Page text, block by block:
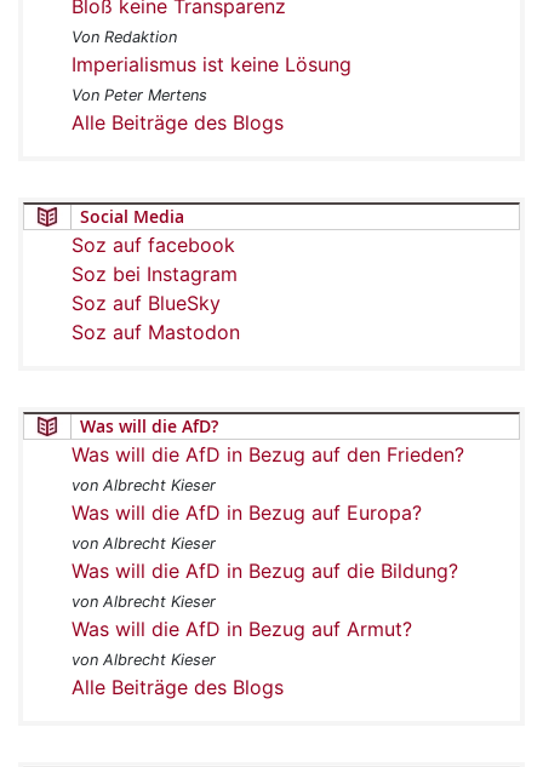
Bloß keine Transparenz
Von Redaktion
Imperialismus ist keine Lösung
Von Peter Mertens
Alle Beiträge des Blogs
Social Media
Soz auf facebook
Soz bei Instagram
Soz auf BlueSky
Soz auf Mastodon
Was will die AfD?
Was will die AfD in Bezug auf den Frieden?
von Albrecht Kieser
Was will die AfD in Bezug auf Europa?
von Albrecht Kieser
Was will die AfD in Bezug auf die Bildung?
von Albrecht Kieser
Was will die AfD in Bezug auf Armut?
von Albrecht Kieser
Alle Beiträge des Blogs